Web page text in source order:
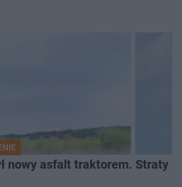
nowy asfalt traktorem. Straty